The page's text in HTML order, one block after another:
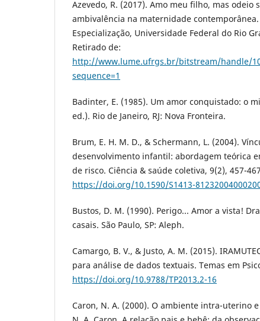
Azevedo, R. (2017). Amo meu filho, mas odeio
ambivalência na maternidade
Especialização, Universidade Federal do Rio
Retirado de:
http://www.lume.ufrgs.br/bitstream/handle/
sequence=1
Badinter, E. (1985). Um amor conquistado: o
ed.). Rio de Janeiro, RJ: Nova Fronteira.
Brum, E. H. M. D., & Schermann, L. (2004).
desenvolvimento infantil: abordagem teórica
de risco. Ciência & saúde coletiva, 9(2), 457-
https://doi.org/10.1590/S1413-
Bustos, D. M. (1990). Perigo... Amor a vista!
casais. São Paulo, SP: Aleph.
Camargo, B. V., & Justo, A. M. (2015).
para análise de dados textuais. Temas em
https://doi.org/10.9788/TP2013.2-16
Caron, N. A. (2000). O ambiente intra-uterino